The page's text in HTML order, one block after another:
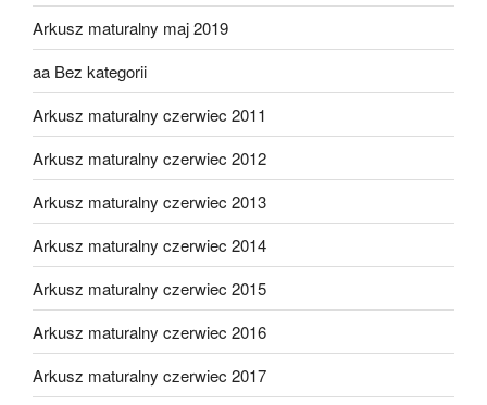
Arkusz maturalny maj 2019
aa Bez kategorii
Arkusz maturalny czerwiec 2011
Arkusz maturalny czerwiec 2012
Arkusz maturalny czerwiec 2013
Arkusz maturalny czerwiec 2014
Arkusz maturalny czerwiec 2015
Arkusz maturalny czerwiec 2016
Arkusz maturalny czerwiec 2017